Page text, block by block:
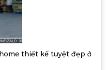
thiết kế tuyệt đẹp ở